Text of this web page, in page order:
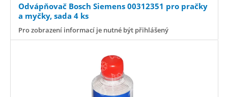
Odvápňovač Bosch Siemens 00312351 pro pračky
a myčky, sada 4 ks
Pro zobrazení informací je nutné být přihlášený